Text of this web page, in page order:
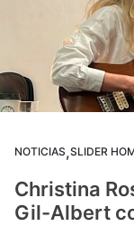
NOTICIAS,SLIDER
Christina
Gil-Albert